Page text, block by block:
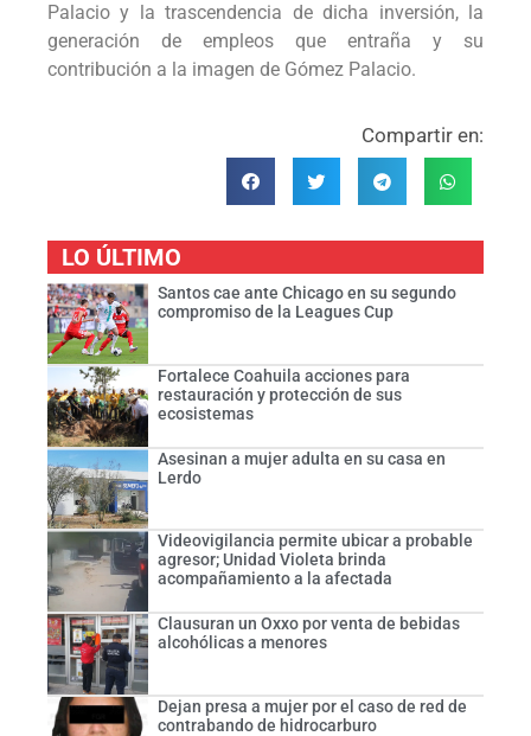
Palacio y la trascendencia de dicha inversión, la
generación de empleos que entraña y su
contribución a la imagen de Gómez Palacio.
Compartir en:
LO ÚLTIMO
Santos cae ante Chicago en su segundo
compromiso de la Leagues Cup
Fortalece Coahuila acciones para
restauración y protección de sus
ecosistemas
Asesinan a mujer adulta en su casa en
Lerdo
Videovigilancia permite ubicar a probable
agresor; Unidad Violeta brinda
acompañamiento a la afectada
Clausuran un Oxxo por venta de bebidas
alcohólicas a menores
Dejan presa a mujer por el caso de red de
contrabando de hidrocarburo